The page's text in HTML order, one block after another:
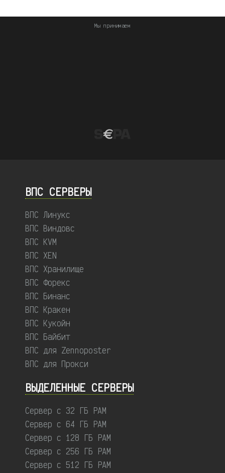
Мы принимаем
ВПС СЕРВЕРЫ
ВПС Линукс
ВПС Виндовс
ВПС KVM
ВПС XEN
ВПС Хранилище
ВПС Форекс
ВПС Бинанс
ВПС Кракен
ВПС Кукойн
ВПС Байбит
ВПС для Zennoposter
ВПС для Прокси
ВЫДЕЛЕННЫЕ CЕРВЕРЫ
Сервер с 32 ГБ РАМ
Сервер с 64 ГБ РАМ
Сервер с 128 ГБ РАМ
Сервер с 256 ГБ РАМ
Сервер с 512 ГБ РАМ